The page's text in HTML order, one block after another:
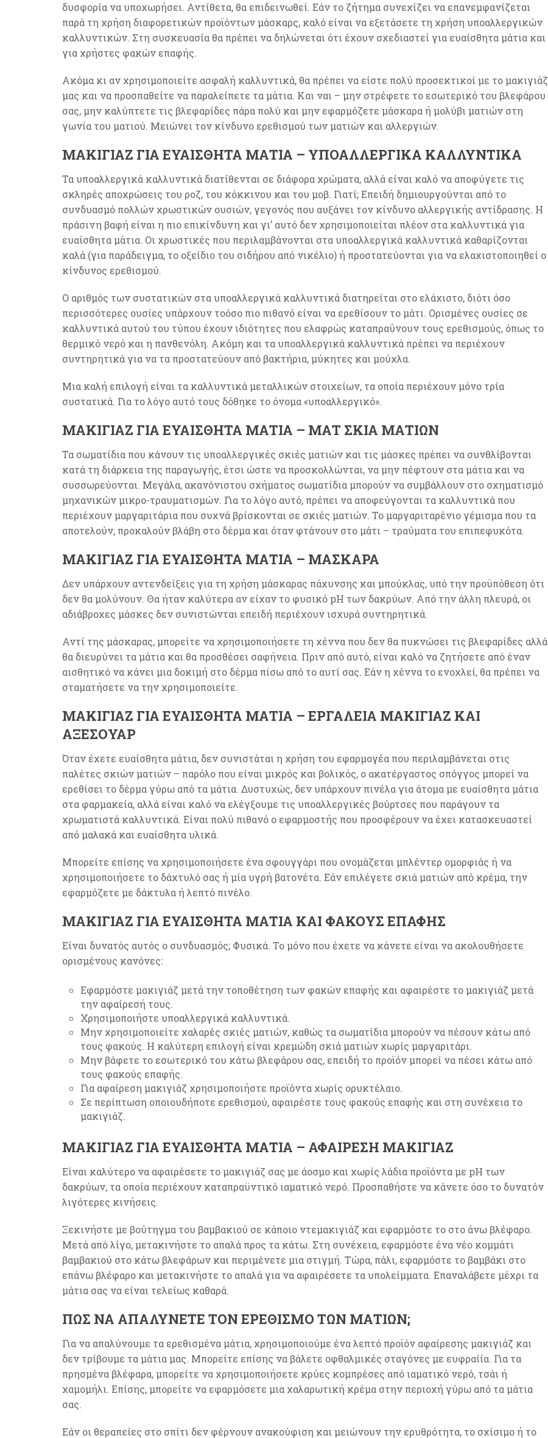
δυσφορία να υποχωρήσει. Αντίθετα, θα επιδεινωθεί. Εάν το ζήτημα συνεχίζει να επανεμφανίζεται
παρά τη χρήση διαφορετικών προϊόντων μάσκαρς, καλό είναι να εξετάσετε τη χρήση υποαλλεργικών
καλλυντικών. Στη συσκευασία θα πρέπει να δηλώνεται ότι έχουν σχεδιαστεί για ευαίσθητα μάτια και
για χρήστες φακών επαφής.
Ακόμα κι αν χρησιμοποιείτε ασφαλή καλλυντικά, θα πρέπει να είστε πολύ προσεκτικοί με το μακιγιάζ
μας και να προσπαθείτε να παραλείπετε τα μάτια. Και ναι – μην στρέφετε το εσωτερικό του βλεφάρου
σας, μην καλύπτετε τις βλεφαρίδες πάρα πολύ και μην εφαρμόζετε μάσκαρα ή μολύβι ματιών στη
γωνία του ματιού. Μειώνει τον κίνδυνο ερεθισμού των ματιών και αλλεργιών.
ΜΑΚΙΓΙΆΖ ΓΙΑ ΕΥΑΊΣΘΗΤΑ ΜΆΤΙΑ – ΥΠΟΑΛΛΕΡΓΙΚΆ ΚΑΛΛΥΝΤΙΚΆ
Τα υποαλλεργικά καλλυντικά διατίθενται σε διάφορα χρώματα, αλλά είναι καλό να αποφύγετε τις
σκληρές αποχρώσεις του ροζ, του κόκκινου και του μοβ. Γιατί; Επειδή δημιουργούνται από το
συνδυασμό πολλών χρωστικών ουσιών, γεγονός που αυξάνει τον κίνδυνο αλλεργικής αντίδρασης. Η
πράσινη βαφή είναι η πιο επικίνδυνη και γι’ αυτό δεν χρησιμοποιείται πλέον στα καλλυντικά για
ευαίσθητα μάτια. Οι χρωστικές που περιλαμβάνονται στα υποαλλεργικά καλλυντικά καθαρίζονται
καλά (για παράδειγμα, το οξείδιο του σιδήρου από νικέλιο) ή προστατεύονται για να ελαχιστοποιηθεί ο
κίνδυνος ερεθισμού.
Ο αριθμός των συστατικών στα υποαλλεργικά καλλυντικά διατηρείται στο ελάχιστο, διότι όσο
περισσότερες ουσίες υπάρχουν τοόσο πιο πιθανό είναι να ερεθίσουν το μάτι. Ορισμένες ουσίες σε
καλλυντικά αυτού του τύπου έχουν ιδιότητες που ελαφρώς καταπραΰνουν τους ερεθισμούς, όπως το
θερμικό νερό και η πανθενόλη. Ακόμη και τα υποαλλεργικά καλλυντικά πρέπει να περιέχουν
συντηρητικά για να τα προστατεύουν από βακτήρια, μύκητες και μούχλα.
Μια καλή επιλογή είναι τα καλλυντικά μεταλλικών στοιχείων, τα οποία περιέχουν μόνο τρία
συστατικά. Για το λόγο αυτό τους δόθηκε το όνομα «υποαλλεργικό».
ΜΑΚΙΓΙΆΖ ΓΙΑ ΕΥΑΊΣΘΗΤΑ ΜΆΤΙΑ – ΜΑΤ ΣΚΙΆ ΜΑΤΙΏΝ
Τα σωματίδια που κάνουν τις υποαλλεργικές σκιές ματιών και τις μάσκες πρέπει να συνθλίβονται
κατά τη διάρκεια της παραγωγής, έτσι ώστε να προσκολλώνται, να μην πέφτουν στα μάτια και να
συσσωρεύονται. Μεγάλα, ακανόνιστου σχήματος σωματίδια μπορούν να συμβάλλουν στο σχηματισμό
μηχανικών μικρο-τραυματισμών. Για το λόγο αυτό, πρέπει να αποφεύγονται τα καλλυντικά που
περιέχουν μαργαριτάρια που συχνά βρίσκονται σε σκιές ματιών. Το μαργαριταρένιο γέμισμα που τα
αποτελούν, προκαλούν βλάβη στο δέρμα και όταν φτάνουν στο μάτι – τραύματα του επιπεφυκότα.
ΜΑΚΙΓΙΆΖ ΓΙΑ ΕΥΑΊΣΘΗΤΑ ΜΆΤΙΑ – ΜΆΣΚΑΡΑ
Δεν υπάρχουν αντενδείξεις για τη χρήση μάσκαρας πάχυνσης και μπούκλας, υπό την προϋπόθεση ότι
δεν θα μολύνουν. Θα ήταν καλύτερα αν είχαν το φυσικό pH των δακρύων. Από την άλλη πλευρά, οι
αδιάβροχες μάσκες δεν συνιστώνται επειδή περιέχουν ισχυρά συντηρητικά.
Αντί της μάσκαρας, μπορείτε να χρησιμοποιήσετε τη χέννα που δεν θα πυκνώσει τις βλεφαρίδες αλλά
θα διευρύνει τα μάτια και θα προσθέσει σαφήνεια. Πριν από αυτό, είναι καλό να ζητήσετε από έναν
αισθητικό να κάνει μια δοκιμή στο δέρμα πίσω από το αυτί σας. Εάν η χέννα το ενοχλεί, θα πρέπει να
σταματήσετε να την χρησιμοποιείτε.
ΜΑΚΙΓΙΆΖ ΓΙΑ ΕΥΑΊΣΘΗΤΑ ΜΆΤΙΑ – ΕΡΓΑΛΕΊΑ ΜΑΚΙΓΙΆΖ ΚΑΙ
ΑΞΕΣΟΥΆΡ
Όταν έχετε ευαίσθητα μάτια, δεν συνιστάται η χρήση του εφαρμογέα που περιλαμβάνεται στις
παλέτες σκιών ματιών – παρόλο που είναι μικρός και βολικός, ο ακατέργαστος σπόγγος μπορεί να
ερεθίσει το δέρμα γύρω από τα μάτια. Δυστυχώς, δεν υπάρχουν πινέλα για άτομα με ευαίσθητα μάτια
στα φαρμακεία, αλλά είναι καλό να ελέγξουμε τις υποαλλεργικές βούρτσες που παράγουν τα
χρωματιστά καλλυντικά. Είναι πολύ πιθανό ο εφαρμοστής που προσφέρουν να έχει κατασκευαστεί
από μαλακά και ευαίσθητα υλικά.
Μπορείτε επίσης να χρησιμοποιήσετε ένα σφουγγάρι που ονομάζεται μπλέντερ ομορφιάς ή να
χρησιμοποιήσετε το δάχτυλό σας ή μία υγρή βατονέτα. Εάν επιλέγετε σκιά ματιών από κρέμα, την
εφαρμόζετε με δάκτυλα ή λεπτό πινέλο.
ΜΑΚΙΓΙΆΖ ΓΙΑ ΕΥΑΊΣΘΗΤΑ ΜΆΤΙΑ ΚΑΙ ΦΑΚΟΎΣ ΕΠΑΦΉΣ
Είναι δυνατός αυτός ο συνδυασμός; Φυσικά. Το μόνο που έχετε να κάνετε είναι να ακολουθήσετε
ορισμένους κανόνες:
Εφαρμόστε μακιγιάζ μετά την τοποθέτηση των φακών επαφής και αφαιρέστε το μακιγιάζ μετά
την αφαίρεσή τους.
Χρησιμοποιήστε υποαλλεργικά καλλυντικά.
Μην χρησιμοποιείτε χαλαρές σκιές ματιών, καθώς τα σωματίδια μπορούν να πέσουν κάτω από
τους φακούς. Η καλύτερη επιλογή είναι κρεμώδη σκιά ματιών χωρίς μαργαριτάρι.
Μην βάφετε το εσωτερικό του κάτω βλεφάρου σας, επειδή το προϊόν μπορεί να πέσει κάτω από
τους φακούς επαφής.
Για αφαίρεση μακιγιάζ χρησιμοποιήστε προϊόντα χωρίς ορυκτέλαιο.
Σε περίπτωση οποιουδήποτε ερεθισμού, αφαιρέστε τους φακούς επαφής και στη συνέχεια το
μακιγιάζ.
ΜΑΚΙΓΙΆΖ ΓΙΑ ΕΥΑΊΣΘΗΤΑ ΜΆΤΙΑ – ΑΦΑΊΡΕΣΗ ΜΑΚΙΓΙΆΖ
Είναι καλύτερο να αφαιρέσετε το μακιγιάζ σας με άοσμο και χωρίς λάδια προϊόντα με pH των
δακρύων, τα οποία περιέχουν καταπραϋντικό ιαματικό νερό. Προσπαθήστε να κάνετε όσο το δυνατόν
λιγότερες κινήσεις.
Ξεκινήστε με βούτηγμα του βαμβακιού σε κάποιο ντεμακιγιάζ και εφαρμόστε το στο άνω βλέφαρο.
Μετά από λίγο, μετακινήστε το απαλά προς τα κάτω. Στη συνέχεια, εφαρμόστε ένα νέο κομμάτι
βαμβακιού στο κάτω βλεφάρων και περιμένετε μια στιγμή. Τώρα, πάλι, εφαρμόστε το βαμβάκι στο
επάνω βλέφαρο και μετακινήστε το απαλά για να αφαιρέσετε τα υπολείμματα. Επαναλάβετε μέχρι τα
μάτια σας να είναι τελείως καθαρά.
ΠΏΣ ΝΑ ΑΠΑΛΎΝΕΤΕ ΤΟΝ ΕΡΕΘΙΣΜΌ ΤΩΝ ΜΑΤΙΏΝ;
Για να απαλύνουμε τα ερεθισμένα μάτια, χρησιμοποιούμε ένα λεπτό προϊόν αφαίρεσης μακιγιάζ και
δεν τρίβουμε τα μάτια μας. Μπορείτε επίσης να βάλετε οφθαλμικές σταγόνες με ευφραίία. Για τα
πρησμένα βλέφαρα, μπορείτε να χρησιμοποιήσετε κρύες κομπρέσες από ιαματικό νερό, τσάι ή
χαμομήλι. Επίσης, μπορείτε να εφαρμόσετε μια χαλαρωτική κρέμα στην περιοχή γύρω από τα μάτια
σας.
Εάν οι θεραπείες στο σπίτι δεν φέρνουν ανακούφιση και μειώνουν την ερυθρότητα, το σχίσιμο ή το